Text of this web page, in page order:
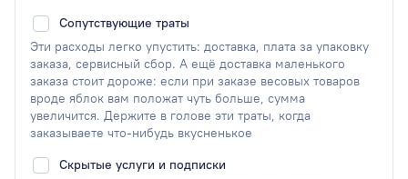
Сопутствующие траты
Эти расходы легко упустить: доставка, плата за упаковку
заказа, сервисный сбор. А ещё доставка маленького
заказа стоит дороже: если при заказе весовых товаров
вроде яблок вам положат чуть больше, сумма
увеличится. Держите в голове эти траты, когда
заказываете что-нибудь вкусненькое
Скрытые услуги и подписки